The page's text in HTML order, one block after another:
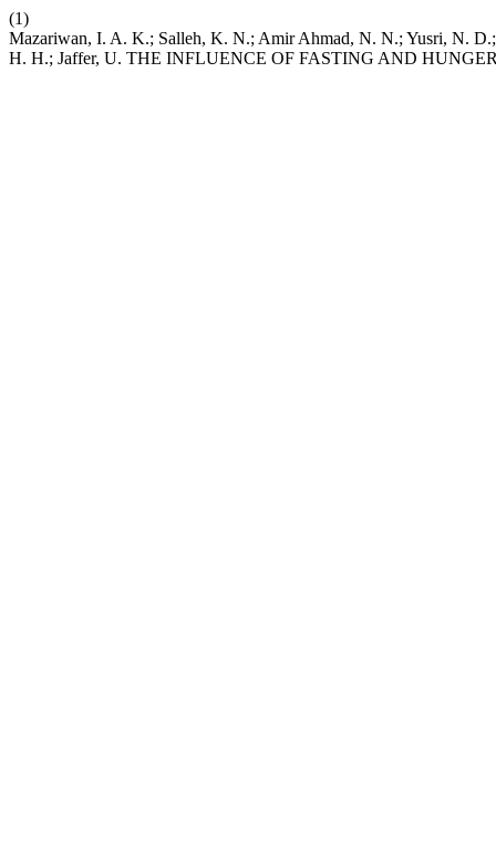
(1)
Mazariwan, I. A. K.; Salleh, K. N.; Amir Ahmad, N. N.; Yusri, N.
H. H.; Jaffer, U. THE INFLUENCE OF FASTING AND